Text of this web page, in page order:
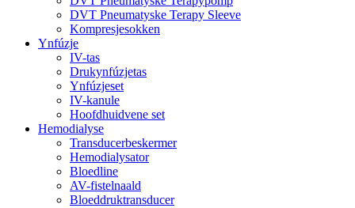
DVT Pneumatyske Terapy Sleeve
Kompresjesokken
Ynfúzje
IV-tas
Drukynfúzjetas
Ynfúzjeset
IV-kanule
Hoofdhuidvene set
Hemodialyse
Transducerbeskermer
Hemodialysator
Bloedline
AV-fistelnaald
Bloeddruktransducer